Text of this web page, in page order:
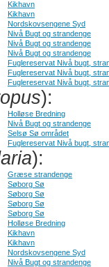
Kikhavn
Kikhavn
Nordskovsengene Syd
Nivå Bugt og strandenge
Nivå Bugt og strandenge
Nivå Bugt og strandenge
Fuglereservat Nivå bugt,
Fuglereservat Nivå bugt,
Fuglereservat Nivå bugt,
):
Holløse Bredning
Nivå Bugt og strandenge
Selsø Sø området
Fuglereservat Nivå bugt,
):
Græse strandenge
Søborg Sø
Søborg Sø
Søborg Sø
Søborg Sø
Holløse Bredning
Kikhavn
Kikhavn
Nordskovsengene Syd
Nivå Bugt og strandenge